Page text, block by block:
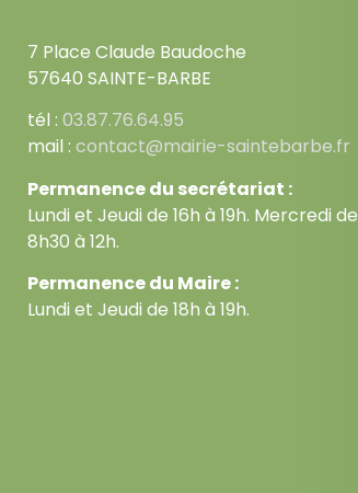
7 Place Claude Baudoche
57640 SAINTE-BARBE
tél : 03.87.76.64.95
mail : contact@mairie-saintebarbe.fr
Permanence du secrétariat :
Lundi et Jeudi de 16h à 19h. Mercredi de
8h30 à 12h.
Permanence du Maire :
Lundi et Jeudi de 18h à 19h.